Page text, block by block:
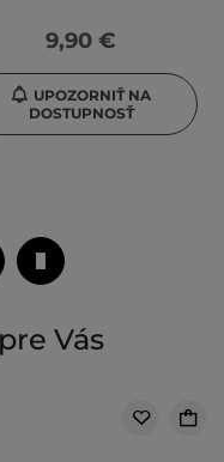
9,90 €
UPOZORNIŤ NA
DOSTUPNOSŤ
Vás